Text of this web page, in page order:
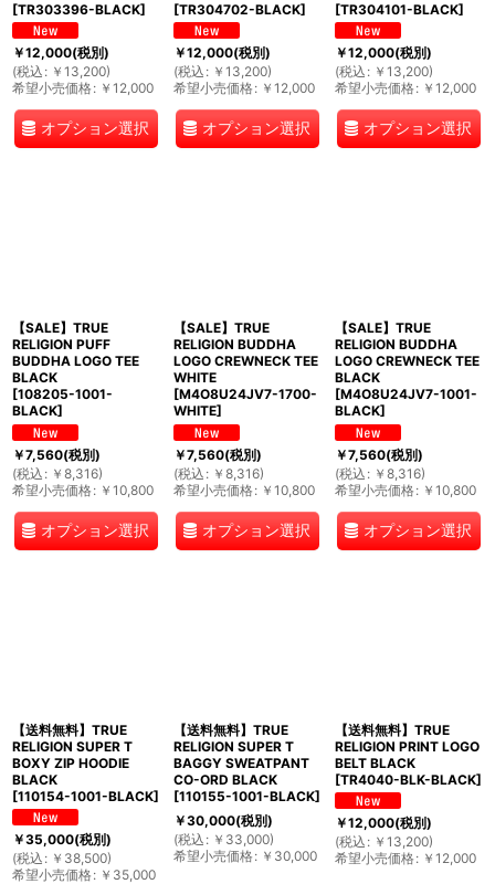
[TR303396-BLACK]
￥12,000(税別)
(税込 : ￥ 13,200)
希望小売価格: ￥ 12,000
オプション選択
[TR304702-BLACK]
￥12,000(税別)
(税込 : ￥ 13,200)
希望小売価格: ￥ 12,000
オプション選択
[TR304101-BLACK]
￥12,000(税別)
(税込 : ￥ 13,200)
希望小売価格: ￥ 12,000
オプション選択
【SALE】TRUE
RELIGION PUFF
BUDDHA LOGO TEE
BLACK
[108205-1001-
BLACK]
￥7,560(税別)
(税込 : ￥ 8,316)
希望小売価格: ￥ 10,800
オプション選択
【SALE】TRUE
RELIGION BUDDHA
LOGO CREWNECK TEE
WHITE
[M4O8U24JV7-1700-
WHITE]
￥7,560(税別)
(税込 : ￥ 8,316)
希望小売価格: ￥ 10,800
オプション選択
【SALE】TRUE
RELIGION BUDDHA
LOGO CREWNECK TEE
BLACK
[M4O8U24JV7-1001-
BLACK]
￥7,560(税別)
(税込 : ￥ 8,316)
希望小売価格: ￥ 10,800
オプション選択
【送料無料】TRUE
RELIGION SUPER T
BOXY ZIP HOODIE
BLACK
[110154-1001-BLACK]
￥35,000(税別)
(税込 : ￥ 38,500)
希望小売価格: ￥ 35,000
【送料無料】TRUE
RELIGION SUPER T
BAGGY SWEATPANT
CO-ORD BLACK
[110155-1001-BLACK]
￥30,000(税別)
(税込 : ￥ 33,000)
希望小売価格: ￥ 30,000
【送料無料】TRUE
RELIGION PRINT LOGO
BELT BLACK
[TR4040-BLK-BLACK]
￥12,000(税別)
(税込 : ￥ 13,200)
希望小売価格: ￥ 12,000